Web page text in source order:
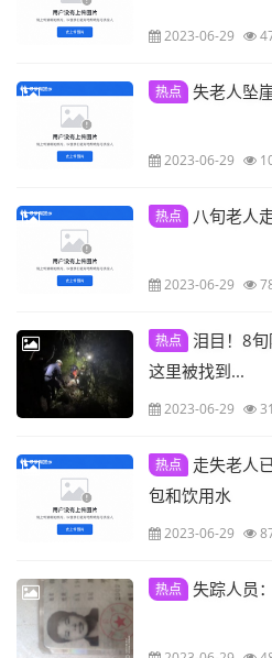
2023-06-29
热点 失老人坠
2023-06-29
热点 八旬老人
2023-06-29
热点
泪目！8
这里被找到...
2023-06-29
热点
走失老人
包和饮用水
2023-06-29
热点 失踪人员